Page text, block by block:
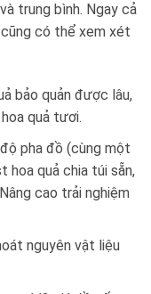
trung bình. Ngay cả
cũng có thể xem xét
bảo quản được lâu,
quả tươi.
pha đồ (cùng một
hoa quả chia túi sẵn,
cao trải nghiệm
nguyên vật liệu